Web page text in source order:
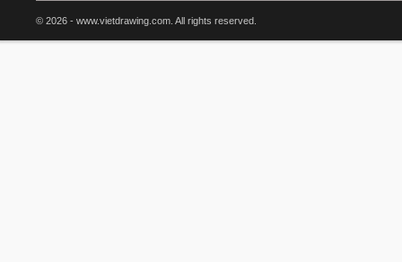
© 2026 - www.vietdrawing.com. All rights reserved.